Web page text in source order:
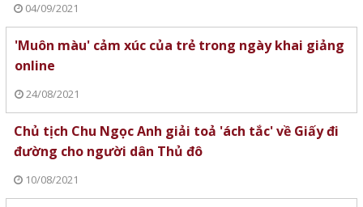
04/09/2021
'Muôn màu' cảm xúc của trẻ trong ngày khai giảng
online
24/08/2021
Chủ tịch Chu Ngọc Anh giải toả 'ách tắc' về Giấy đi
đường cho người dân Thủ đô
10/08/2021